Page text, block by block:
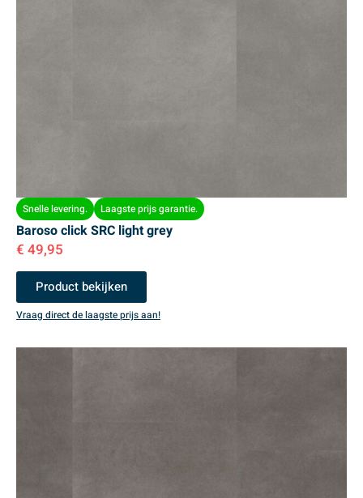
Snelle levering. Laagste prijs garantie.
Baroso click SRC light grey
€ 49,95
Product bekijken
Vraag direct de laagste prijs aan!